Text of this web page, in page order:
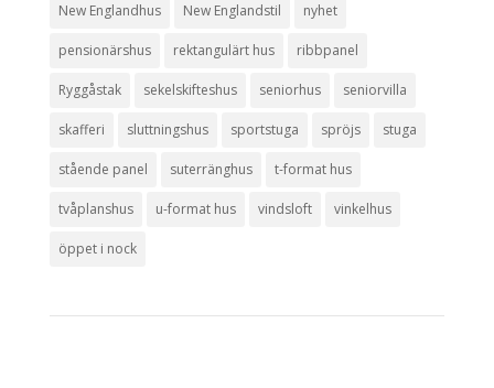
New Englandhus New Englandstil nyhet
pensionärshus rektangulärt hus ribbpanel
Ryggåstak sekelskifteshus seniorhus seniorvilla
skafferi sluttningshus sportstuga spröjs stuga
stående panel suterränghus t-format hus
tvåplanshus u-format hus vindsloft vinkelhus
öppet i nock